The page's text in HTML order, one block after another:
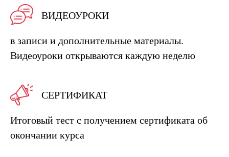
II.
ВИДЕОУРОКИ
в записи и дополнительные материалы.
Видеоуроки открываются каждую неделю
СЕРТИФИКАТ
Итоговый тест с получением сертификата об
окончании курса